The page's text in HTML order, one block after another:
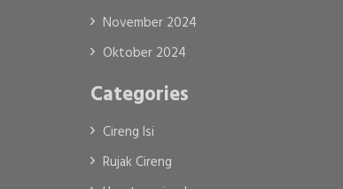
November 2024
Oktober 2024
Categories
Cireng Isi
Rujak Cireng